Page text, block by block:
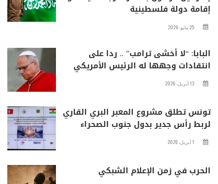
إقامة دولة فلسطينية
25 مايو، 2026
البابا: “لا أخشى ترامب” .. ردا على
انتقادات وجهها له الرئيس الأمريكي
13 أبريل، 2026
تونس تطلق مشروع المعبر البري القاري
لربط رأس جدير بدول جنوب الصحراء
1 أبريل، 2026
الحرب في زمن الإعلام الشبكي